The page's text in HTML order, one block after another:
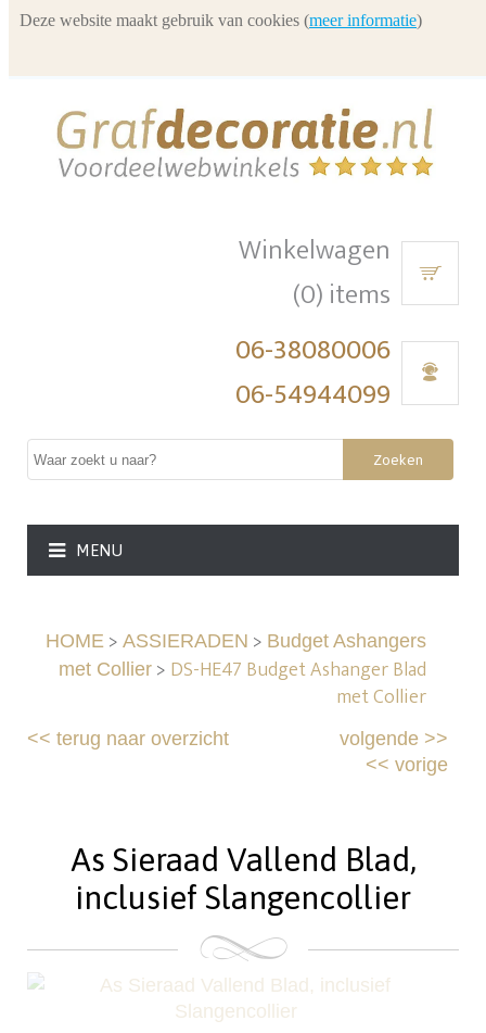
Winkelwagen
(0) items
06-38080006
06-54944099
Zoeken
MENU
HOME> ASSIERADEN > Budget Ashangers
met Collier> DS-HE47 Budget Ashanger Blad
met Collier
<<terug naar overzicht volgende>>
<< vorige
As Sieraad Vallend Blad,
inclusief Slangencollier
Deze website maakt gebruik van cookies (meer informatie)